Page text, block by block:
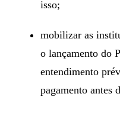
isso;
mobilizar as
o lançamento do
entendimento
pagamento antes